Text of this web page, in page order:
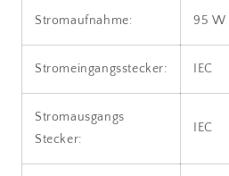
Stromaufnahme: 95 W
Stromeingangsstecker: IEC
Stromausgangs
Stecker:
IEC